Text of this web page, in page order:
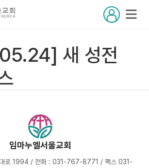
새 성전
임마누엘서울교회
대로 1994 / 전화 : 031-767-8771 / 팩스 031-